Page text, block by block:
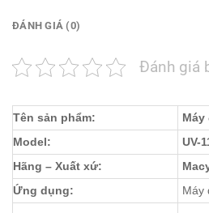
ĐÁNH GIÁ (0)
Đánh giá
Tên sản phẩm:
Máy
Model:
UV-
Hãng – Xuất xứ:
Ứng dụng:
Máy